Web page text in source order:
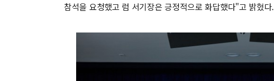
참석을 요청했고 럼 서기장은 긍정적으로 화답했다"고 밝혔다.